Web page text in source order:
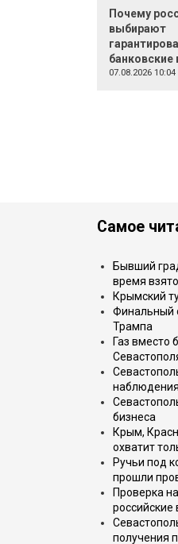
Почему
выбирают
07.08.2026 10:04
Самое
Бывший
время
Крымский
Финальный
Трампа
Газ вместо
бизнеса
Крым,
охватит
Ручьи под
прошли
Проверка
получения